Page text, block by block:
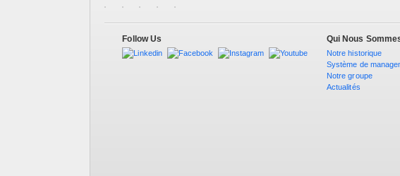
Follow Us Qui Nous
Notre historique
Système de
Notre groupe
Actualités